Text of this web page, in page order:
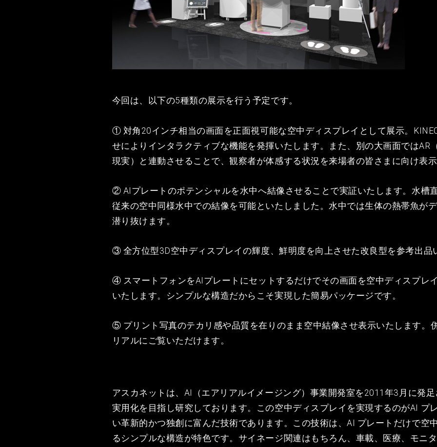
今回は、以下の5種類の展示を行う予定です。
① 対角20インチ相当の画面を正面視可能な空中ディスプレイとして展示。
せによりインタラクティブな機能を発揮いたします。また、別の大画面ではAR
現実）と連動させることで、観察者が体感する状況を来場者の皆さまに向け表示
② AIプレートのポテンシャルを水中へ結像させることで実証いたします。水槽
従来の空中同様水中での結像を可能といたしました。水中では生体の熱帯魚が
潜り抜けます。
③ 全方位型3D空中ディスプレイの輝度、鮮明度を向上させた改良型を参考出品
④ スマートフォンをAIプレートにセットするだけでその画面を空中ディスプレ
いたします。シンプルな構造だからこそ実現した簡易パッケージです。
⑤ プリント写真のテカリ感や品質を在りのまま空中結像させ表示いたします。
リアルにご覧いただけます。
アスカネットは、AI（エアリアルイメージング）事業開発室を2011年3月に発
実用化を目指し研究しております。この空中ディスプレイを実現するのがAI プ
い革新的かつ独創に富んだ技術であります。この技術は、AI プレートだけで空
るシンプルな構造が特色です。サイネージ関連はもちろん、車載、医療、モニ